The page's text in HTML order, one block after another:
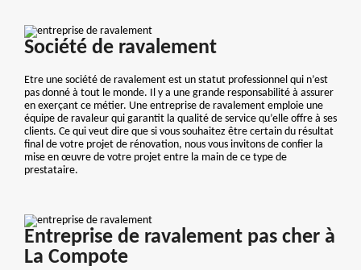
Société de ravalement
Etre une société de ravalement est un statut professionnel qui n’est
pas donné à tout le monde. Il y a une grande responsabilité à assurer
en exerçant ce métier. Une entreprise de ravalement emploie une
équipe de ravaleur qui garantit la qualité de service qu’elle offre à ses
clients. Ce qui veut dire que si vous souhaitez être certain du résultat
final de votre projet de rénovation, nous vous invitons de confier la
mise en œuvre de votre projet entre la main de ce type de
prestataire.
Entreprise de ravalement pas cher à
La Compote